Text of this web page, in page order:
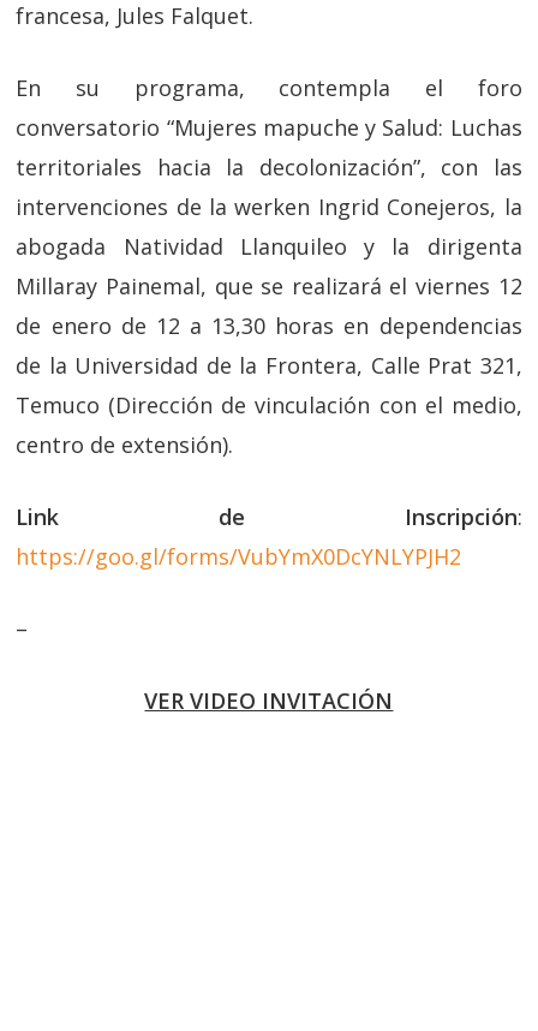
francesa, Jules Falquet.
En su programa, contempla el foro
conversatorio “Mujeres mapuche y Salud: Luchas
territoriales hacia la decolonización”, con las
intervenciones de la werken Ingrid Conejeros, la
abogada Natividad Llanquileo y la dirigenta
Millaray Painemal, que se realizará el viernes 12
de enero de 12 a 13,30 horas en dependencias
de la Universidad de la Frontera, Calle Prat 321,
Temuco (Dirección de vinculación con el medio,
centro de extensión).
Link de Inscripción:
https://goo.gl/forms/VubYmX0DcYNLYPJH2
–
VER VIDEO INVITACIÓN